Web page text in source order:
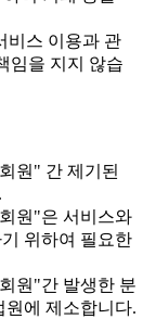
비스 이용과 관
임을 지지 않습
원" 간 제기된
원"은 서비스와
위하여 필요한
원"간 발생한 분
원에 제소합니다.